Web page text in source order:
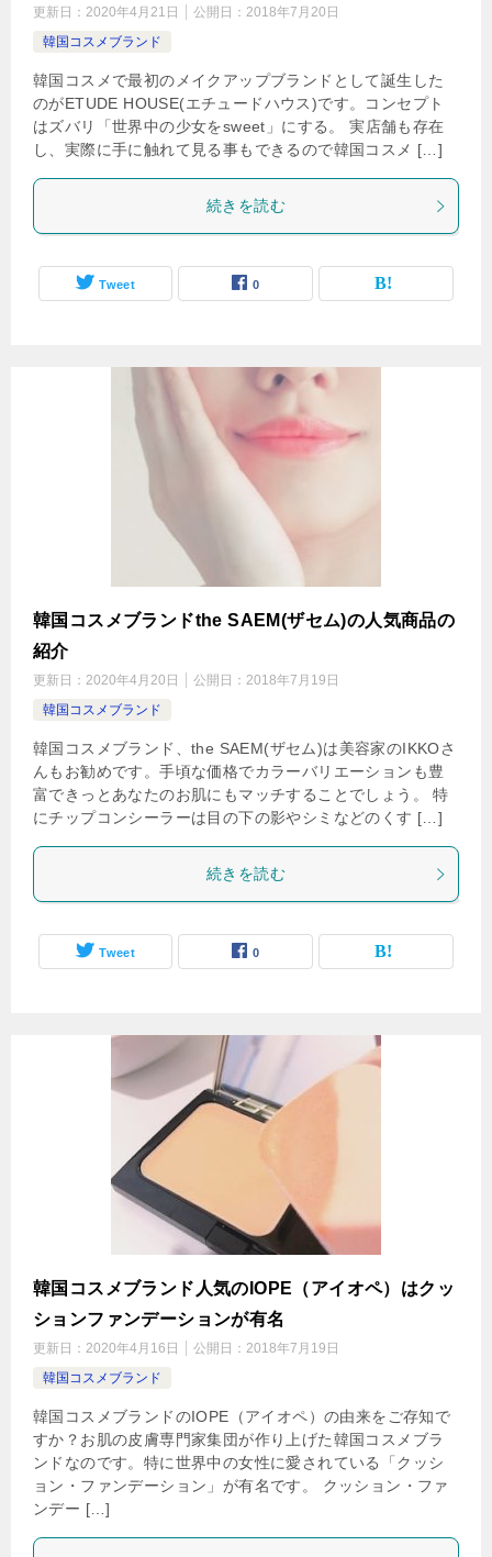
更新日： 2020年4月21日 公開日： 2018年7月20日
韓国コスメブランド
韓国コスメで最初のメイクアップブランドとして誕生した
のがETUDE HOUSE(エチュードハウス)です。コンセプト
はズバリ「世界中の少女をsweet」にする。 実店舗も存在
し、実際に手に触れて見る事もできるので韓国コスメ […]
続きを読む
Tweet 0
韓国コスメブランドthe SAEM(ザセム)の人気商品の
紹介
更新日： 2020年4月20日 公開日： 2018年7月19日
韓国コスメブランド
韓国コスメブランド、the SAEM(ザセム)は美容家のIKKOさ
んもお勧めです。手頃な価格でカラーバリエーションも豊
富できっとあなたのお肌にもマッチすることでしょう。 特
にチップコンシーラーは目の下の影やシミなどのくす […]
続きを読む
Tweet 0
韓国コスメブランド人気のIOPE（アイオペ）はクッ
ションファンデーションが有名
更新日： 2020年4月16日 公開日： 2018年7月19日
韓国コスメブランド
韓国コスメブランドのIOPE（アイオペ）の由来をご存知で
すか？お肌の皮膚専門家集団が作り上げた韓国コスメブラ
ンドなのです。特に世界中の女性に愛されている「クッシ
ョン・ファンデーション」が有名です。 クッション・ファ
ンデー […]